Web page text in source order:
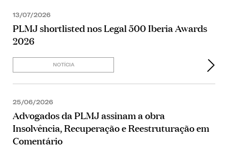
13/07/2026
PLMJ shortlisted nos Legal 500 Iberia Awards
2026
NOTÍCIA
25/06/2026
Advogados da PLMJ assinam a obra
Insolvência, Recuperação e Reestruturação em
Comentário